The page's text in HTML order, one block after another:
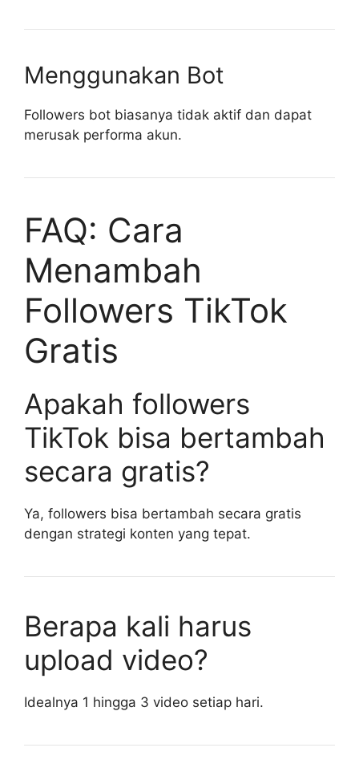
Menggunakan Bot
Followers bot biasanya tidak aktif dan dapat
merusak performa akun.
FAQ: Cara
Menambah
Followers TikTok
Gratis
Apakah followers
TikTok bisa bertambah
secara gratis?
Ya, followers bisa bertambah secara gratis
dengan strategi konten yang tepat.
Berapa kali harus
upload video?
Idealnya 1 hingga 3 video setiap hari.